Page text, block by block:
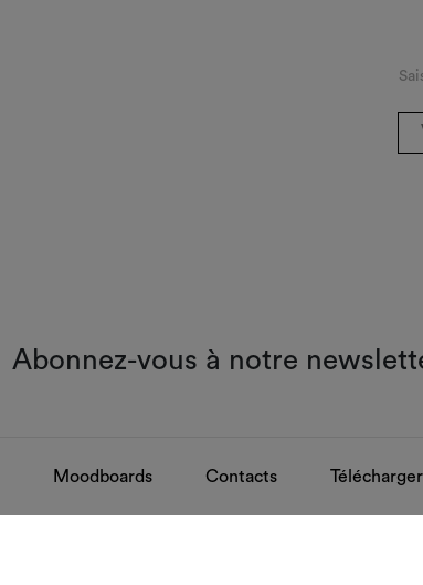
Abonnez-vous à notre
Moodboards Contacts Télécharger